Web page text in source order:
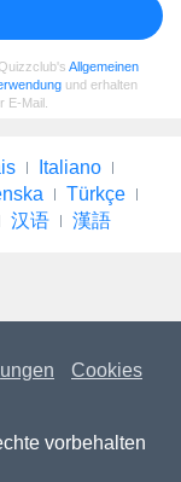
Allgemeinen
und erhalten
E-Mail.
Italiano
Türkçe
汉语 漢語
Cookies
vorbehalten